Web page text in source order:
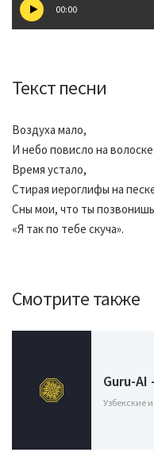
00:00
Текст песни
Воздуха мало,
И небо повисло на
Время устало,
Стирая иероглифы на
Сны мои, что ты
«Я так по тебе скуча».
Смотрите также
Guru-
Узбекские